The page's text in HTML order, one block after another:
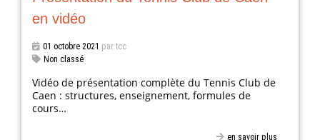
en vidéo
01 octobre 2021 par tcc
Non classé
Vidéo de présentation complète du Tennis Club de
Caen : structures, enseignement, formules de
cours…
en savoir plus